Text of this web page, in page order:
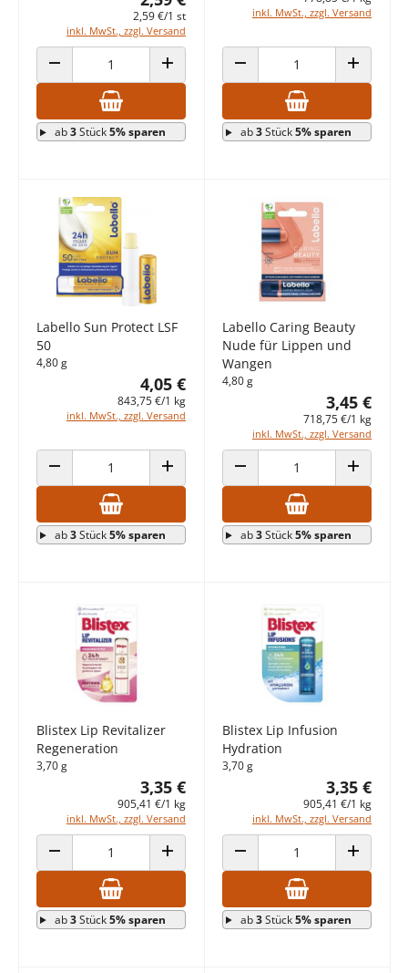
2,59 €/1 st
inkl. MwSt., zzgl. Versand
ANZAHL VERRINGERN ANZAHL ERHÖHEN
ab3Stück5% sparen
inkl. MwSt., zzgl. Versand
ANZAHL VERRINGERN ANZAHL
ab3Stück5% sparen
Labello Sun Protect LSF
50
4,80 g
4,05 €
843,75 €/1 kg
inkl. MwSt., zzgl. Versand
ANZAHL VERRINGERN ANZAHL ERHÖHEN
ab3Stück5% sparen
Labello Caring Beauty
Nude für Lippen und
Wangen
4,80 g
3,45 €
718,75 €/1 kg
inkl. MwSt., zzgl. Versand
ANZAHL VERRINGERN ANZAHL
ab3Stück5% sparen
Blistex Lip Revitalizer
Regeneration
3,70 g
3,35 €
905,41 €/1 kg
inkl. MwSt., zzgl. Versand
ANZAHL VERRINGERN ANZAHL ERHÖHEN
ab3Stück5% sparen
Blistex Lip Infusion
Hydration
3,70 g
3,35 €
905,41 €/1 kg
inkl. MwSt., zzgl. Versand
ANZAHL VERRINGERN ANZAHL
ab3Stück5% sparen